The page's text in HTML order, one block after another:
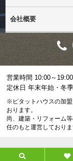
会社概要
営業時間 10:00～19:00
定休日 年末年始・冬
※ピタットハウスの加
おります。
尚、建築・リフォーム
任のもと運営しておりま